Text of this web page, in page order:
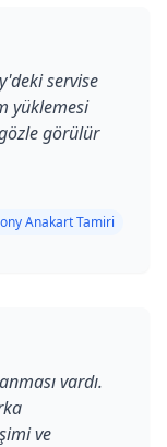
servise
yüklemesi
görülür
Anakart Tamiri
vardı.
ve